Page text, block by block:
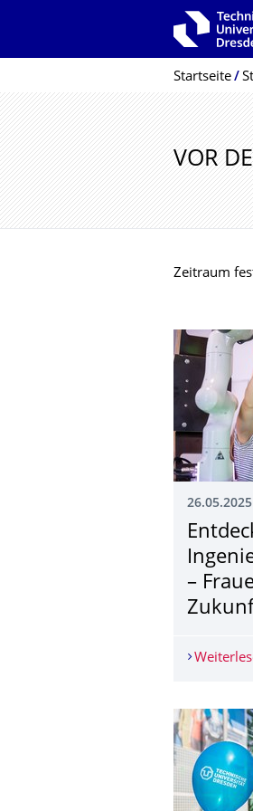
Zur Hauptnavigation springen
Startseite
VOR
Zeitraum
26.05.2025
–